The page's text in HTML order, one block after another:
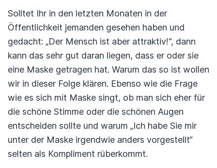
Solltet Ihr in den letzten Monaten in der
Öffentlichkeit jemanden gesehen haben und
gedacht: „Der Mensch ist aber attraktiv!“, dann
kann das sehr gut daran liegen, dass er oder sie
eine Maske getragen hat. Warum das so ist wollen
wir in dieser Folge klären. Ebenso wie die Frage
wie es sich mit Maske singt, ob man sich eher für
die schöne Stimme oder die schönen Augen
entscheiden sollte und warum „Ich habe Sie mir
unter der Maske irgendwie anders vorgestellt“
selten als Kompliment rüberkommt.